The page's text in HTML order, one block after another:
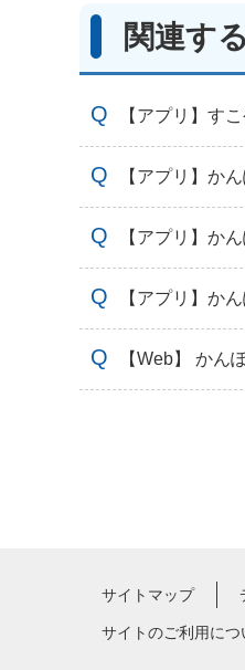
関連す
【アプリ】す
【アプリ】か
【アプリ】か
【アプリ】か
【Web】 かん
サイトマップ
サイトのご利用につ